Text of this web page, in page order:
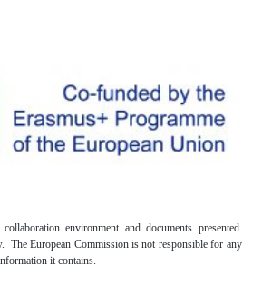
environment and documents presented
The European Commission is not responsible for any
it contains.